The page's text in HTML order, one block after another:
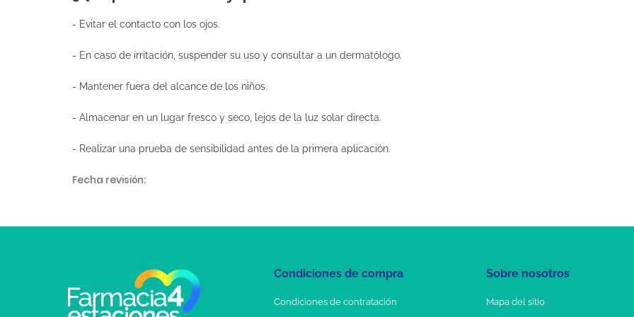
- Evitar el contacto con los ojos.
- En caso de irritación, suspender su uso y consultar a un dermatólogo.
- Mantener fuera del alcance de los niños.
- Almacenar en un lugar fresco y seco, lejos de la luz solar directa.
- Realizar una prueba de sensibilidad antes de la primera aplicación.
Fecha revisión:
Condiciones de compra
Condiciones de contratación
Sobre nosotros
Mapa del sitio